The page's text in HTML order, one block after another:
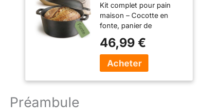
– Marmite à
Couvercle
Kit complet pour pain
maison – Cocotte en
fonte, panier de
en lin et livre de recettes :
tout pour réussir votre
pain comme chez le
46,99 €
Préambule